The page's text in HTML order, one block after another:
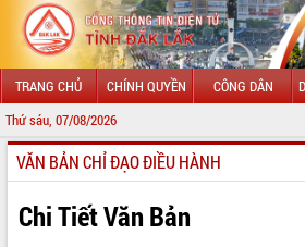
TRANG CHỦ CHÍNH QUYỀN CÔNG DÂN
Thứ sáu, 07/08/2026
GIỚI THIỆU
LÃNH ĐẠO UBND TỈNH
VĂN BẢN CHỈ ĐẠO ĐIỀU HÀNH
Chi Tiết Văn Bản